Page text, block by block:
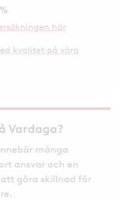
här
kvalitet på våra
Vardaga?
många
ansvar och en
göra skillnad för